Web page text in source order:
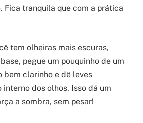
Fica tranquila que com a prática
tem olheiras mais escuras,
pegue um pouquinho de um
bem clarinho e dê leves
dos olhos. Isso dá um
a sombra, sem pesar!